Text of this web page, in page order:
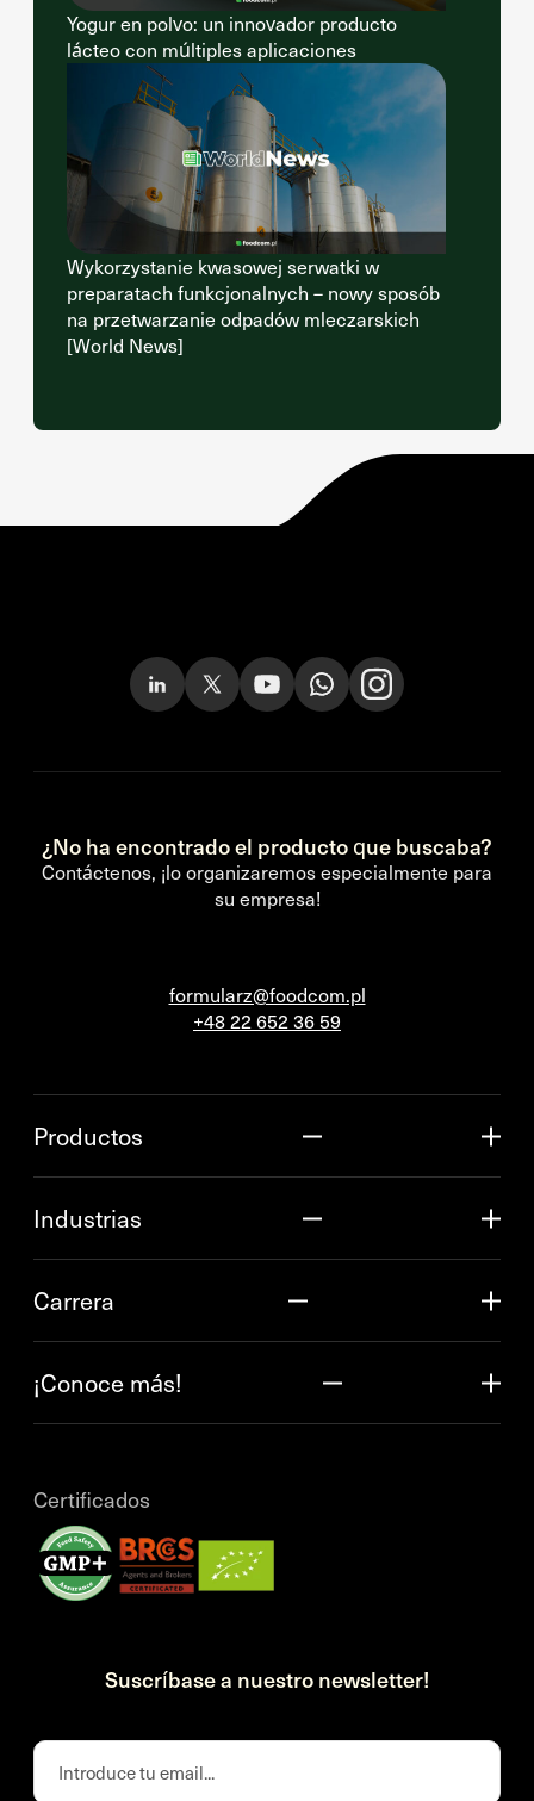
Yogur en polvo: un innovador producto
lácteo con múltiples aplicaciones
Wykorzystanie kwasowej serwatki w
preparatach funkcjonalnych – nowy sposób
na przetwarzanie odpadów mleczarskich
[World News]
¿No ha encontrado el producto que buscaba?
Contáctenos, ¡lo organizaremos especialmente para
su empresa!
formularz@foodcom.pl
+48 22 652 36 59
Productos
Industrias
Carrera
¡Conoce más!
Certificados
Suscríbase a nuestro newsletter!